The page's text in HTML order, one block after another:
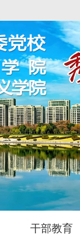
干部教育